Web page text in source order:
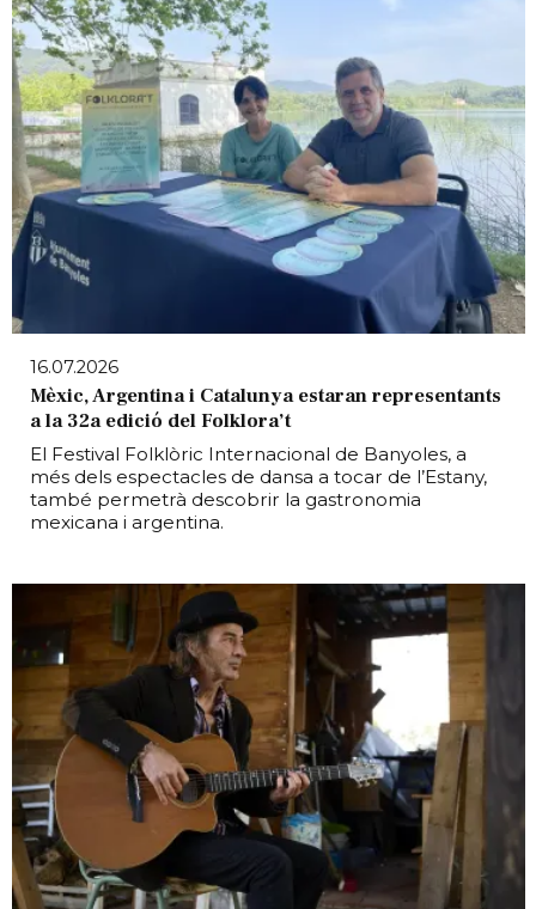
16.07.2026
Mèxic, Argentina i Catalunya estaran representants
a la 32a edició del Folklora’t
El Festival Folklòric Internacional de Banyoles, a
més dels espectacles de dansa a tocar de l’Estany,
també permetrà descobrir la gastronomia
mexicana i argentina.